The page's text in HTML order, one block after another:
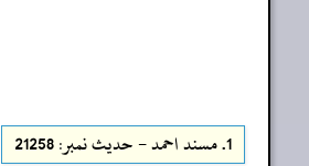
1. مسند احمد - حدیث نمبر: 21258